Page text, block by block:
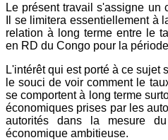
Le présent travail s'assigne un
Il se limitera essentiellement à
relation à long terme entre le
en RD du Congo pour la
L'intérêt qui est porté à ce sujet
le souci de voir comment le
se comportent à long terme
économiques prises par les
autorités dans la mesure
économique ambitieuse.